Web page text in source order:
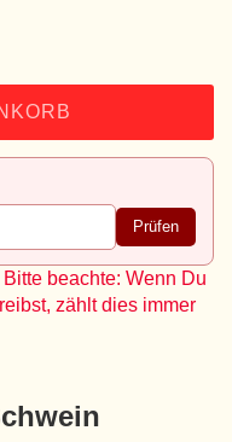
Prüfen
beachte: Wenn Du
zählt dies immer